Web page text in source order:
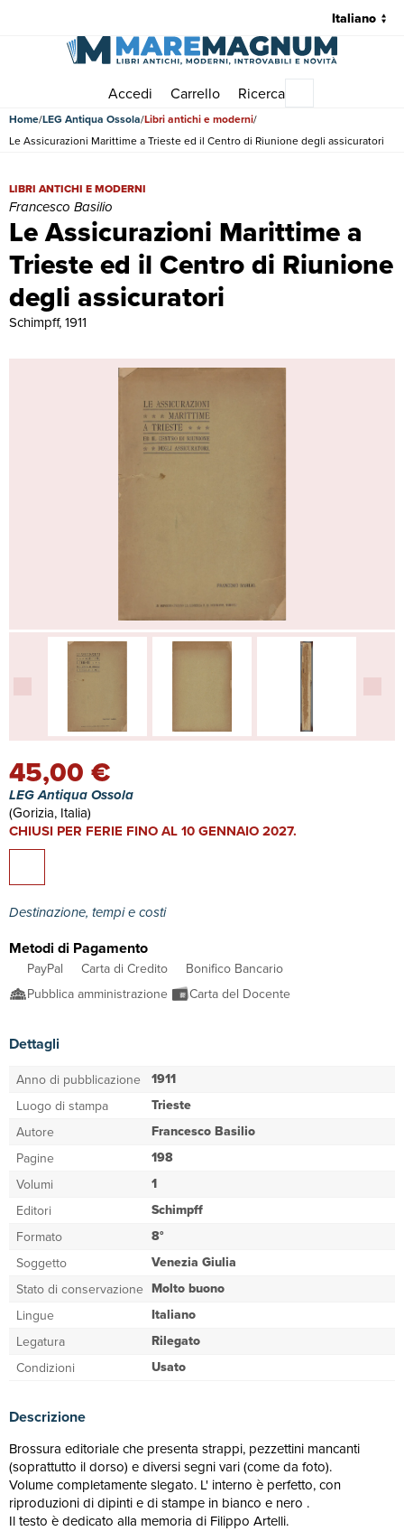
Accedi Carrello Ricerca
Home LEG Antiqua Ossola Libri antichi e moderni
Le Assicurazioni Marittime a Trieste ed il Centro di Riunione degli assicuratori
Le Assicurazioni Marittime a
Trieste ed il Centro di Riunione
degli assicuratori
Le Assicurazioni Marittime a Trieste ed il Centro di Riunione degli
LIBRI ANTICHI E MODERNI
Francesco Basilio
Schimpff, 1911
45,00 €
LEG Antiqua Ossola
(Gorizia, Italia)
CHIUSI PER FERIE FINO AL 10 GENNAIO 2027.
Destinazione, tempi e costi
Metodi di Pagamento
PayPal Carta di Credito
Bonifico Bancario
Pubblica amministrazione
Carta del Docente
Dettagli
Anno di pubblicazione 1911
Luogo di stampa Trieste
Autore Francesco Basilio
Pagine 198
Volumi 1
Editori Schimpff
Formato 8°
Soggetto Venezia Giulia
Stato di conservazione Molto buono
Lingue Italiano
Legatura Rilegato
Condizioni Usato
Descrizione
Brossura editoriale che presenta strappi, pezzettini mancanti
(soprattutto il dorso) e diversi segni vari (come da foto).
Volume completamente slegato. L' interno è perfetto, con
riproduzioni di dipinti e di stampe in bianco e nero .
Il testo è dedicato alla memoria di Filippo Artelli.